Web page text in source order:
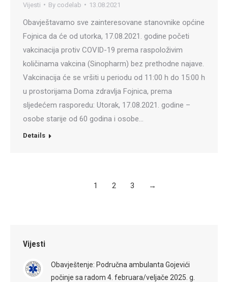
Vijesti By codelab 13.08.2021
Obavještavamo sve zainteresovane stanovnike općine
Fojnica da će od utorka, 17.08.2021. godine početi
vakcinacija protiv COVID-19 prema raspoloživim
količinama vakcina (Sinopharm) bez prethodne najave.
Vakcinacija će se vršiti u periodu od 11:00 h do 15:00 h
u prostorijama Doma zdravlja Fojnica, prema
sljedećem rasporedu: Utorak, 17.08.2021. godine –
osobe starije od 60 godina i osobe…
Details
1 2 3 →
Vijesti
Obavještenje: Područna ambulanta Gojevići
počinje sa radom 4. februara/veljače 2025. g.